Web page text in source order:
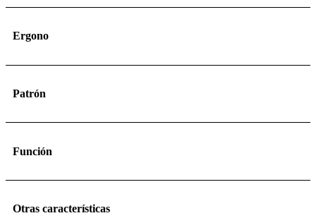
Ergono
Patrón
Función
Otras características